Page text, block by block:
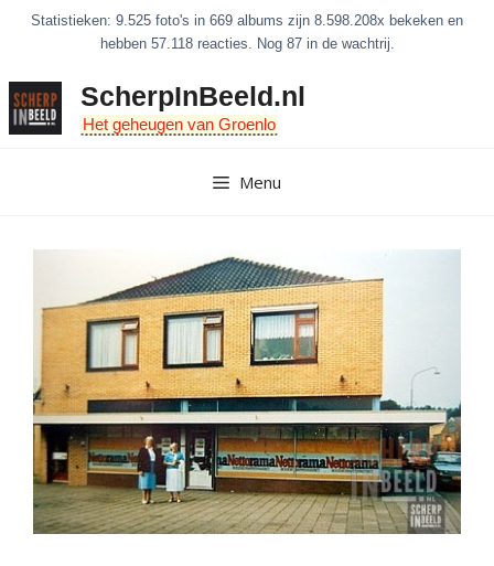
inhoud
Statistieken: 9.525 foto's in 669 albums zijn 8.598.208x bekeken en
hebben 57.118 reacties. Nog 87 in de wachtrij.
ScherpInBeeld.nl
Het geheugen van Groenlo
Menu